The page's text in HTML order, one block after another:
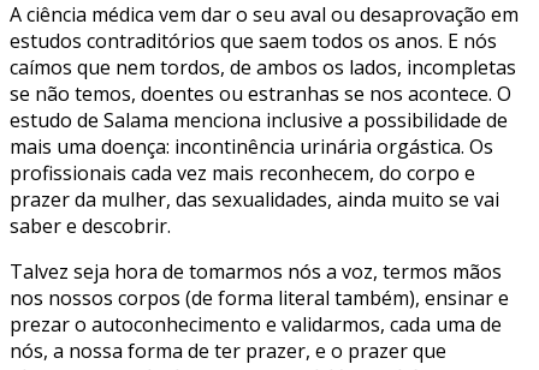
A ciência médica vem dar o seu aval ou desaprovação em
estudos contraditórios que saem todos os anos. E nós
caímos que nem tordos, de ambos os lados, incompletas
se não temos, doentes ou estranhas se nos acontece. O
estudo de Salama menciona inclusive a possibilidade de
mais uma doença: incontinência urinária orgástica. Os
profissionais cada vez mais reconhecem, do corpo e
prazer da mulher, das sexualidades, ainda muito se vai
saber e descobrir.
Talvez seja hora de tomarmos nós a voz, termos mãos
nos nossos corpos (de forma literal também), ensinar e
prezar o autoconhecimento e validarmos, cada uma de
nós, a nossa forma de ter prazer, e o prazer que